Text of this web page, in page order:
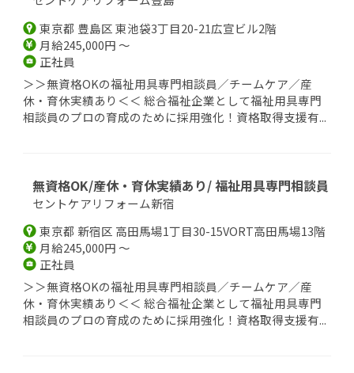
東京都 豊島区 東池袋3丁目20-21広宣ビル2階
月給245,000円 ～
正社員
＞＞無資格OKの福祉用具専門相談員／チームケア／産
休・育休実績あり＜＜ 総合福祉企業として福祉用具専門
相談員のプロの育成のために採用強化！資格取得支援有...
無資格OK/産休・育休実績あり/ 福祉用具専門相談員
セントケアリフォーム新宿
東京都 新宿区 高田馬場1丁目30-15VORT高田馬場13階
月給245,000円 ～
正社員
＞＞無資格OKの福祉用具専門相談員／チームケア／産
休・育休実績あり＜＜ 総合福祉企業として福祉用具専門
相談員のプロの育成のために採用強化！資格取得支援有...